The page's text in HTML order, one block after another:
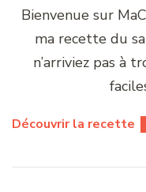
Bienvenue sur
ma recette du
n’arriviez pas à
Découvrir la recette